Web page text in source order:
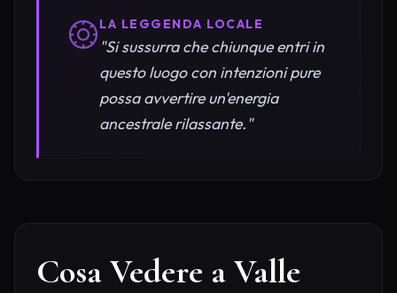
LA LEGGENDA LOCALE
"Si sussurra che chiunque entri in
questo luogo con intenzioni pure
possa avvertire un'energia
ancestrale rilassante."
Cosa Vedere a Valle